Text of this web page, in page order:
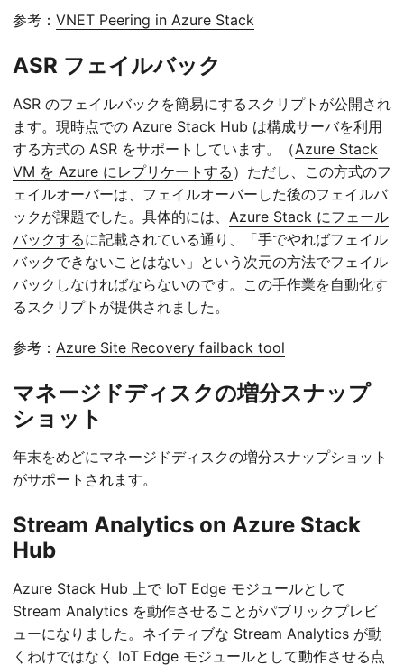
参考： VNET Peering in Azure Stack
ASR フェイルバック
ASR のフェイルバックを簡易にするスクリプトが公開され
ます。現時点での Azure Stack Hub は構成サーバを利用
する方式の ASR をサポートしています。（Azure Stack
VM を Azure にレプリケートする ）ただし、この方式のフ
ェイルオーバーは、フェイルオーバーした後のフェイルバ
ックが課題でした。具体的には、 Azure Stack にフェール
バックするに記載されている通り、「手でやればフェイル
バックできないことはない」という次元の方法でフェイル
バックしなければならないのです。この手作業を自動化す
るスクリプトが提供されました。
参考： Azure Site Recovery failback tool
マネージドディスクの増分スナップ
ショット
年末をめどにマネージドディスクの増分スナップショット
がサポートされます。
Stream Analytics on Azure Stack
Hub
Azure Stack Hub 上で IoT Edge モジュールとして
Stream Analytics を動作させることがパブリックプレビ
ューになりました。ネイティブな Stream Analytics が動
くわけではなく IoT Edge モジュールとして動作させる点